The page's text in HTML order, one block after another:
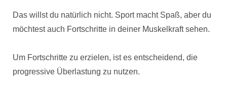
Das willst du natürlich nicht. Sport macht Spaß, aber du
möchtest auch Fortschritte in deiner Muskelkraft sehen.
Um Fortschritte zu erzielen, ist es entscheidend, die
progressive Überlastung zu nutzen.